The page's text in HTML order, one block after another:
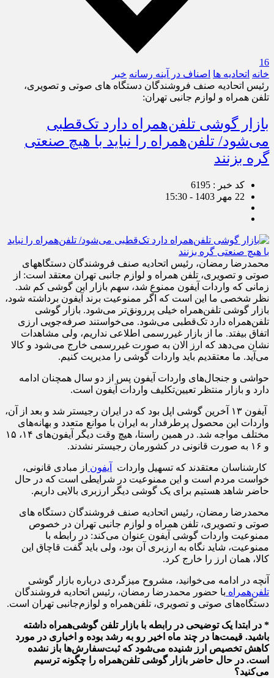
16
خانه اتحادیه ها اصناف در آینه رسانه خبر
رئیس اتحادیه صنف فروشندگان دستگاه های صوتی و تصویری،
تلفن همراه و لوازم جانبی تهران:
بازار گوشی تلفن‌همراه دارد تک‌قطبی
می‌شود/ تلفن‌همراه را نباید با هیچ صنعتی
گره بزنند
کد خبر : 6195
22 مهر 1403 - 15:30
محمدرضا رمضان، رئیس اتحادیه صنف فروشندگان دستگاه‎های
صوتی و تصویری، تلفن همراه و لوازم جانبی تهران معتقد است: از
زمانی که واردات آیفون ممنوع شد، سهم بازار این گوشی کم شد.
نظر شخصی ما این است که اگر ممنوعیت برند آیفون برداشته شود،
بازار گوشی تلفن‌همراه خیلی پررونق‌تر می‌شود. بازار گوشی
تلفن‌همراه دارد تک‌قطبی می‌شود. می‌خواستند صرفه‌جویی ارزی
اتفاق بیفتد. ما از بازار غیررسمی اطلاعی نداریم، ولی مشاهدات
نشان می‌دهد که ارز الان به صورت غیررسمی خارج می‌شود و کالا
می‌آید. ما معتقدیم باید واردات گوشی را مدیریت کنیم.
حواشی و جنجال‌های واردات آیفون پس از دو سال همچنان ادامه
دارد و بازار منتظر تعیین‌تکلیف واردات آیفون است.
آیفون ۱۳ آخرین گوشی اپل بود که در ایران رجیستر شد و بعد از آن،
واردات این محصول پرطرفدار به ایران با موانع متعدد و بهانه‌های
مختلف مواجه شد. در همین راستا، هیچ‌ وقت دیگر آیفون‌های ۱۴، ۱۵
و ۱۶ به صورت قانونی در کشورمان رجیستر نشدند.
کارشناسان معتقدند که تسهیل واردات آیفون از مبادی قانونی،
خواست مردم است و این ممنوعیت در شرایطی است که در حال
حاضر شاهد هستیم برای یک گوشی دیگر ارزبری بالایی داریم.
محمدرضا رمضان، رئیس اتحادیه صنف فروشندگان دستگاه های
صوتی و تصویری، تلفن همراه و لوازم جانبی تهران در خصوص
ممنوعیت واردات گوشی آیفون عنوان می‌کند: در رابطه با
ممنوعیت، شاید نگاه به ارزبری آن بود، ولی باید گفت قاچاق این
کالا، همان ارز را خارج کرد.
آنچه در ادامه می‌خوانید، مشروح میزگردی درباره بازار گوشی
تلفن‌همراه با حضور محمدرضا رمضان، رئیس اتحادیه فروشندگان
دستگاه‌های صوتی و تصویری، تلفن‌همراه و لوازم‌جانبی تهران است.
* در ابتدا یک توضیحی در رابطه با بازار تلفن گوشی‌همراه داشته
باشید. قیمت‌ها در چند ماه اخیر رو به رشد بوده و اخباری در مورد
کاهش تخصیص ارز شنیده می‌شود که ثبت‌سفارش‌ها باز نشده
است. در حال حاضر بازار گوشی تلفن‌همراه را چگونه ترسیم
می‌کنید؟